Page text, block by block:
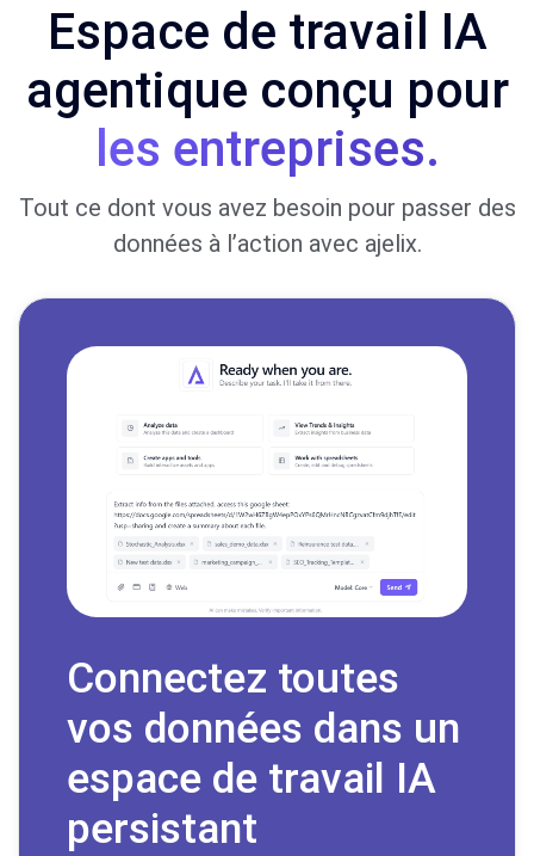
Espace de travail IA
agentique conçu pour
les entreprises.
Tout ce dont vous avez besoin pour passer des
données à l’action avec ajelix.
Connectez toutes
vos données dans un
espace de travail IA
persistant